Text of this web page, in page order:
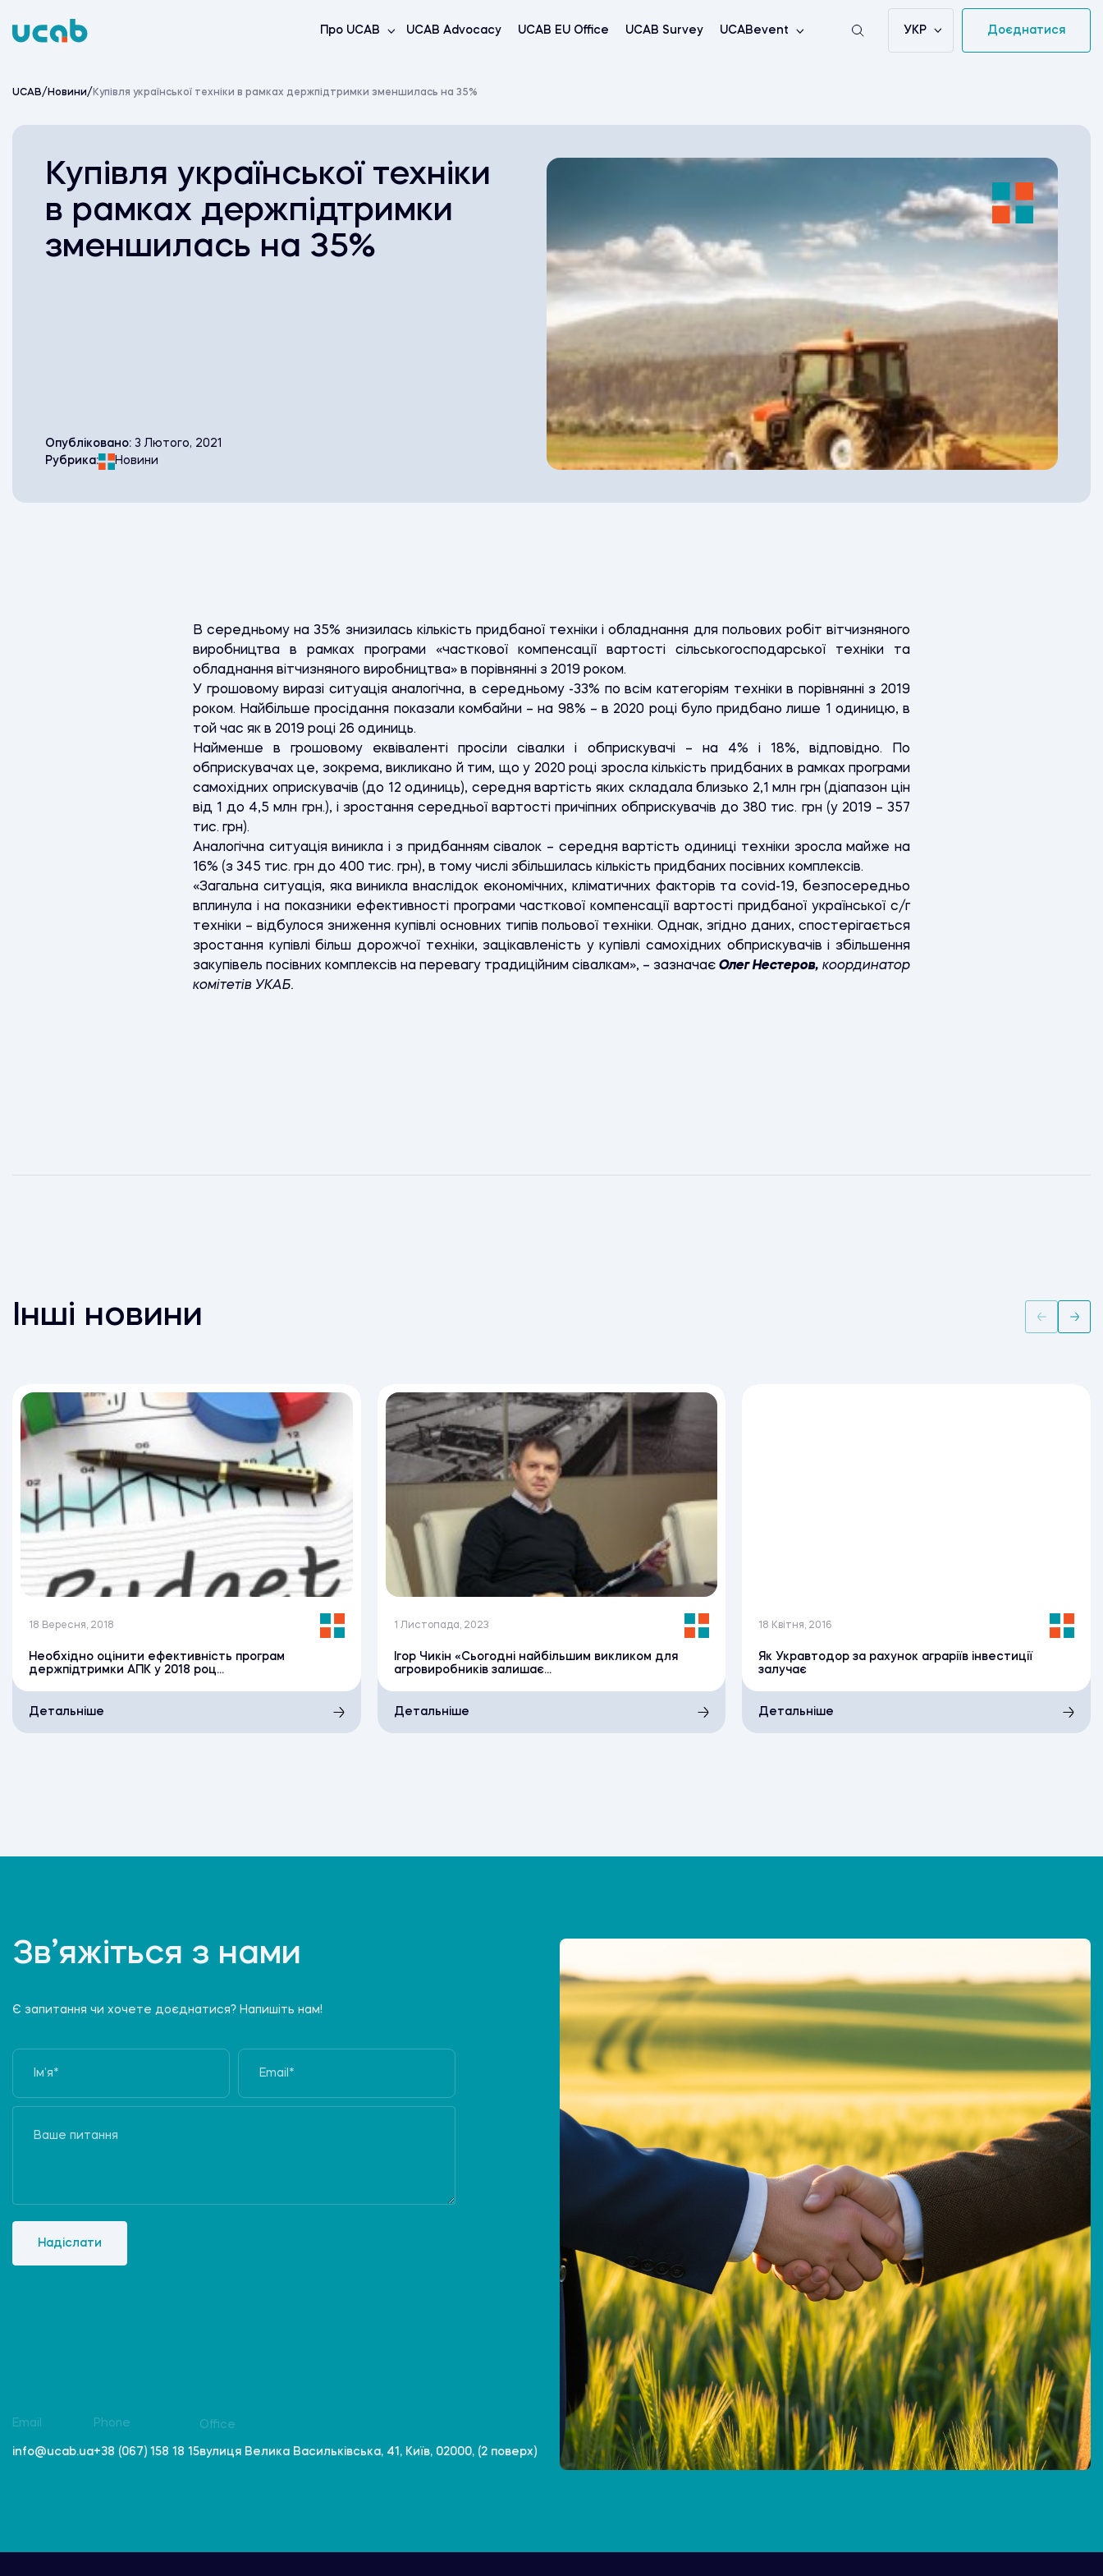
to
Про UCAB UCAB Advocacy UCAB EU Office UCAB Survey UCABevent УКР Доєднатися
UCAB/ Новини/ Купівля української техніки в рамках держпідтримки зменшилась на 35%
Купівля української техніки
в рамках держпідтримки
зменшилась на 35%
Опубліковано: 3 Лютого, 2021
Рубрика:
Новини
В середньому на 35% знизилась кількість придбаної техніки і обладнання для польових робіт вітчизняного
виробництва в рамках програми «часткової компенсації вартості сільськогосподарської техніки та
обладнання вітчизняного виробництва» в порівнянні з 2019 роком.
У грошовому виразі ситуація аналогічна, в середньому -33% по всім категоріям техніки в порівнянні з 2019
роком. Найбільше просідання показали комбайни – на 98% – в 2020 році було придбано лише 1 одиницю, в
той час як в 2019 році 26 одиниць.
Найменше в грошовому еквіваленті просіли сівалки і обприскувачі – на 4% і 18%, відповідно. По
обприскувачах це, зокрема, викликано й тим, що у 2020 році зросла кількість придбаних в рамках програми
самохідних оприскувачів (до 12 одиниць), середня вартість яких складала близько 2,1 млн грн (діапазон цін
від 1 до 4,5 млн грн.), і зростання середньої вартості причіпних обприскувачів до 380 тис. грн (у 2019 – 357
тис. грн).
Аналогічна ситуація виникла і з придбанням сівалок – середня вартість одиниці техніки зросла майже на
16% (з 345 тис. грн до 400 тис. грн), в тому числі збільшилась кількість придбаних посівних комплексів.
«Загальна ситуація, яка виникла внаслідок економічних, кліматичних факторів та сovid-19, безпосередньо
вплинула і на показники ефективності програми часткової компенсації вартості придбаної української с/г
техніки – відбулося зниження купівлі основних типів польової техніки. Однак, згідно даних, спостерігається
зростання купівлі більш дорожчої техніки, зацікавленість у купівлі самохідних обприскувачів і збільшення
закупівель посівних комплексів на перевагу традиційним сівалкам», – зазначає Олег Нестеров, координатор
комітетів УКАБ.
Інші новини
18 Вересня, 2018
Необхідно оцінити ефективність програм
держпідтримки АПК у 2018 роц...
Детальніше
1 Листопада, 2023
Ігор Чикін «Сьогодні найбільшим викликом для
агровиробників залишає...
Детальніше
18 Квітня, 2016
Як Укравтодор за рахунок аграріїв інвестиції
залучає
Детальніше
Зв’яжіться з нами
Є запитання чи хочете доєднатися? Напишіть нам!
Надіслати
Email
info@ucab.ua
Phone
+38 (067) 158 18 15
Office
вулиця Велика Васильківська, 41, Київ, 02000, (2 поверх)